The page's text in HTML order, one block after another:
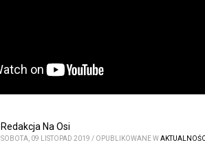
Redakcja Na Osi
SOBOTA, 09 LISTOPAD 2019 / OPUBLIKOWANE W